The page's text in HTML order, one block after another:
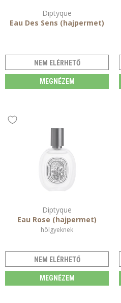
Diptyque
Eau Des Sens (hajpermet)
NEM ELÉRHETŐ
MEGNÉZEM
Diptyque
Eau Rose (hajpermet)
hölgyeknek
NEM ELÉRHETŐ
MEGNÉZEM